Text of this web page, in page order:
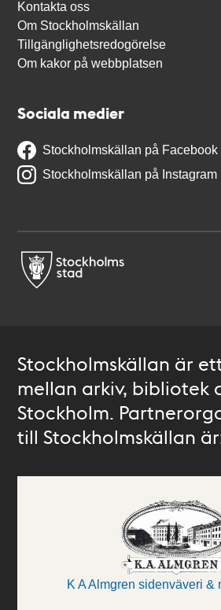
Kontakta oss
Om Stockholmskällan
Tillgänglighetsredogörelse
Om kakor på webbplatsen
Sociala medier
Stockholmskällan på Facebook
Stockholmskällan på Instagram
Stockholmskällan är
mellan arkiv, bibliotek
Stockholm.
till Stockholmskällan
K A Almgren sidenväveri &